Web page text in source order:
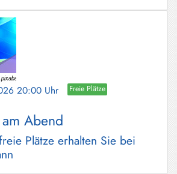
20:00 Uhr Freie Plätze
Abend
Plätze erhalten Sie bei